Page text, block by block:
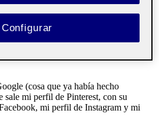
(cosa que ya había hecho
sale mi perfil de Pinterest, con su
mi perfil de Instagram y mi
Configurar